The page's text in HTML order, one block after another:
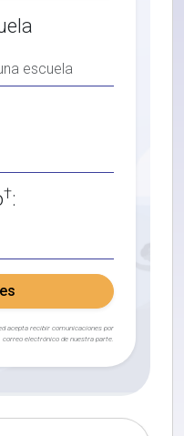
†:
acepta recibir comunicaciones por
correo electrónico de nuestra parte.